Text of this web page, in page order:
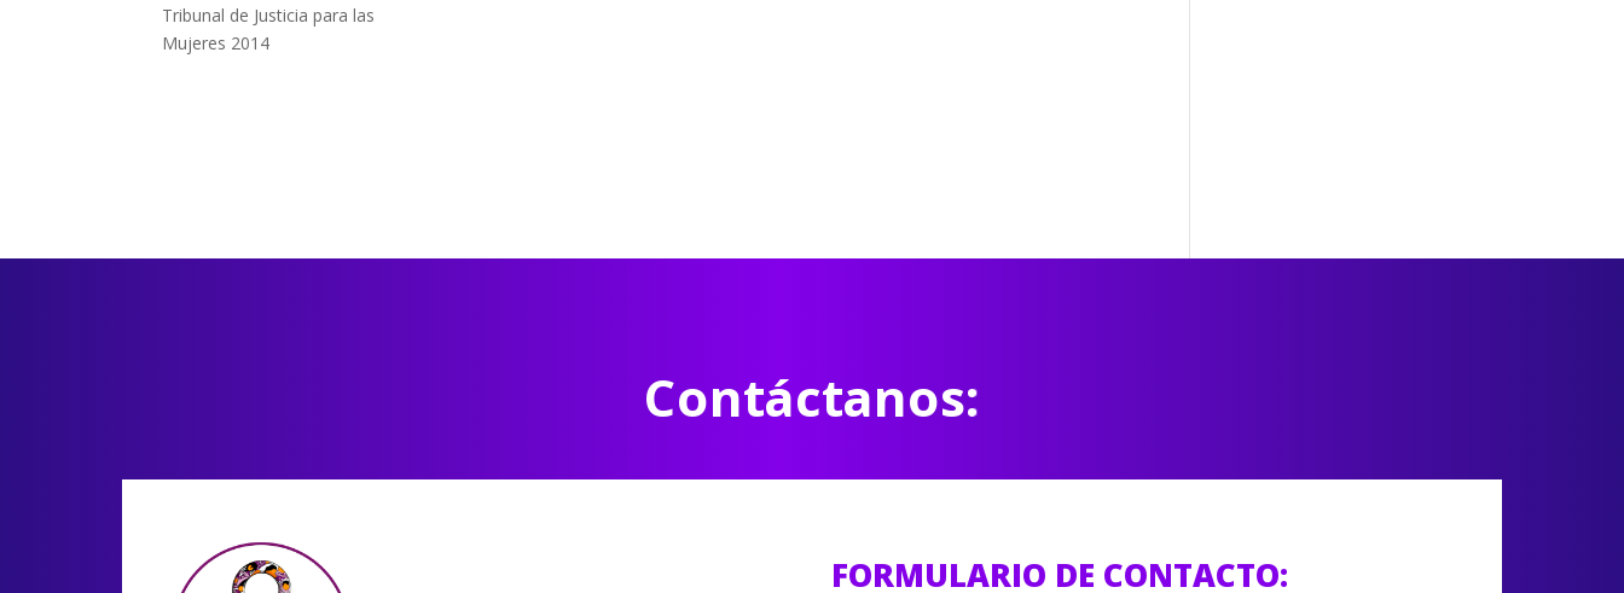
Tribunal de Justicia para las
Mujeres 2014
Contáctanos:
FORMULARIO DE CONTACTO: